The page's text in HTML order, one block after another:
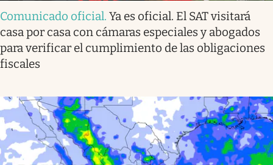
Comunicado oficial. Ya es oficial. El SAT visitará
casa por casa con cámaras especiales y abogados
para verificar el cumplimiento de las obligaciones
fiscales